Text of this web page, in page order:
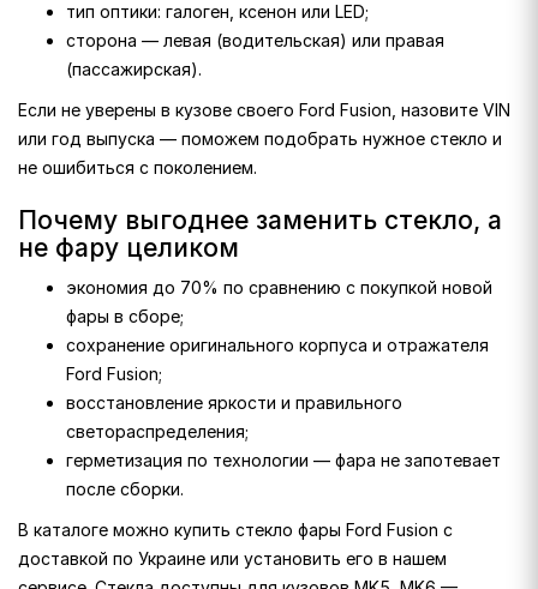
тип оптики: галоген, ксенон или LED;
сторона — левая (водительская) или правая
(пассажирская).
Если не уверены в кузове своего Ford Fusion, назовите VIN
или год выпуска — поможем подобрать нужное стекло и
не ошибиться с поколением.
Почему выгоднее заменить стекло, а
не фару целиком
экономия до 70% по сравнению с покупкой новой
фары в сборе;
сохранение оригинального корпуса и отражателя
Ford Fusion;
восстановление яркости и правильного
светораспределения;
герметизация по технологии — фара не запотевает
после сборки.
В каталоге можно купить стекло фары Ford Fusion с
доставкой по Украине или установить его в нашем